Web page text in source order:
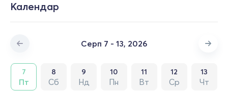
Календар
Серп 7 - 13, 2026
7
Пт
8
Сб
9
Нд
10
Пн
11
Вт
12
Ср
13
Чт